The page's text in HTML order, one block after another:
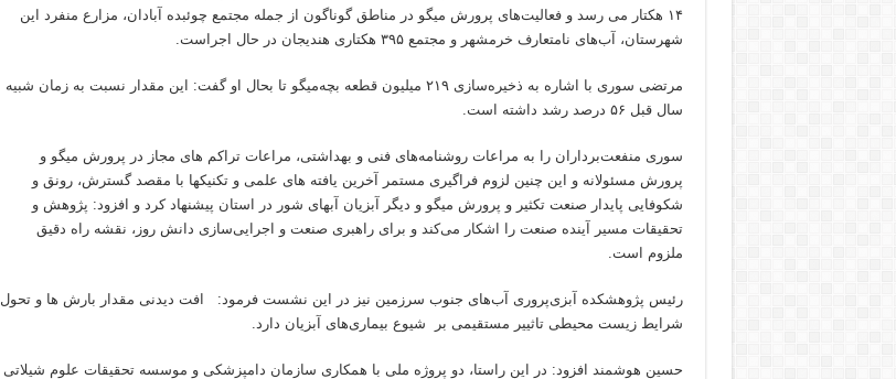
۱۴ هکتار می رسد و فعالیت‌های پرورش میگو در مناطق گوناگون از جمله مجتمع چوئبده آبادان، مزارع منفرد این
شهرستان، آب‌های نامتعارف خرمشهر و مجتمع ۳۹۵ هکتاری هندیجان در حال اجراست.
مرتضی سوری با اشاره به ذخیره‌سازی ۲۱۹ میلیون قطعه بچه‌میگو تا بحال او گفت: این مقدار نسبت به زمان شبیه
سال قبل ۵۶ درصد رشد داشته است.
سوری منفعت‌برداران را به مراعات روشنامه‌های فنی و بهداشتی، مراعات تراکم های مجاز در پرورش میگو و
پرورش مسئولانه و این چنین لزوم فراگیری مستمر آخرین یافته های علمی و تکنیکها با مقصد گسترش، رونق و
شکوفایی پایدار صنعت تکثیر و پرورش میگو و دیگر آبزیان آبهای شور در استان پیشنهاد کرد و افزود: پژوهش و
تحقیقات مسیر آینده صنعت را اشکار می‌کند و برای راهبری صنعت و اجرایی‌سازی دانش روز، نقشه‌ راه دقیق
ملزوم است.
رئیس پژوهشکده آبزی‌پروری آب‌های جنوب سرزمین نیز در این نشست فرمود: افت دیدنی مقدار بارش ها و تحول
شرایط زیست محیطی تاثییر مستقیمی بر شیوع بیماری‌های آبزیان دارد.
حسین هوشمند افزود: در این راستا، دو پروژه ملی با همکاری سازمان دامپزشکی و موسسه تحقیقات علوم شیلاتی